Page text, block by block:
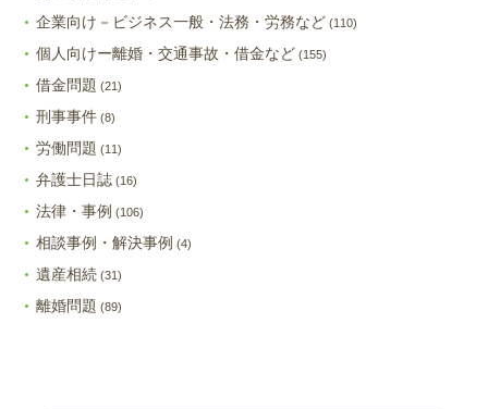
企業向け－ビジネス一般・法務・労務など(110)
個人向けー離婚・交通事故・借金など(155)
借金問題 (21)
刑事事件(8)
労働問題 (11)
弁護士日誌(16)
法律・事例 (106)
相談事例・解決事例 (4)
遺産相続(31)
離婚問題 (89)